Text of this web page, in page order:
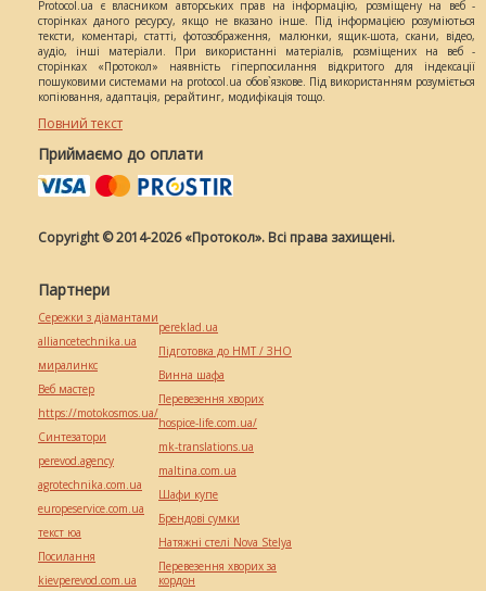
Protocol.ua є власником авторських прав на інформацію, розміщену на веб -
сторінках даного ресурсу, якщо не вказано інше. Під інформацією розуміються
тексти, коментарі, статті, фотозображення, малюнки, ящик-шота, скани, відео,
аудіо, інші матеріали. При використанні матеріалів, розміщених на веб -
сторінках «Протокол» наявність гіперпосилання відкритого для індексації
пошуковими системами на protocol.ua обов`язкове. Під використанням розуміється
копіювання, адаптація, рерайтинг, модифікація тощо.
Повний текст
Приймаємо до оплати
Copyright © 2014-2026 «Протокол». Всі права захищені.
Партнери
Сережки з діамантами
alliancetechnika.ua
миралинкс
Веб мастер
https://motokosmos.ua/
Синтезатори
perevod.agency
agrotechnika.com.ua
europeservice.com.ua
текст юа
Посилання
kievperevod.com.ua
pereklad.ua
Підготовка до НМТ / ЗНО
Винна шафа
Перевезення хворих
hospice-life.com.ua/
mk-translations.ua
maltina.com.ua
Шафи купе
Брендові сумки
Натяжні стелі Nova Stelya
Перевезення хворих за
кордон